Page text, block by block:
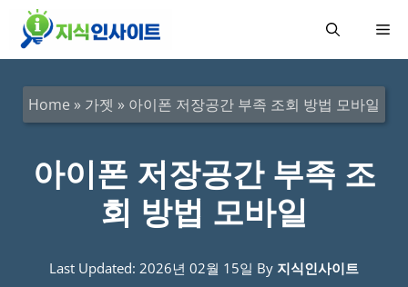
메
Home » 가젯 » 아이폰 저장공간 부족 조회 방법 모바일
아이폰 저장공간 부족 조
회 방법 모바일
Last Updated: 2026년 02월 15일 By 지식인사이트